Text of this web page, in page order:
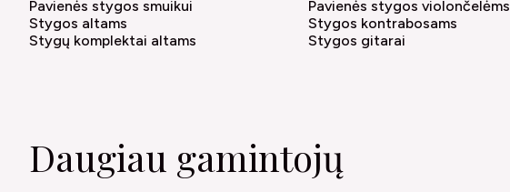
Pavienės stygos smuikui
Stygos altams
Stygų komplektai altams
Pavienės stygos violončelėms
Stygos kontrabosams
Stygos gitarai
Daugiau gamintojų